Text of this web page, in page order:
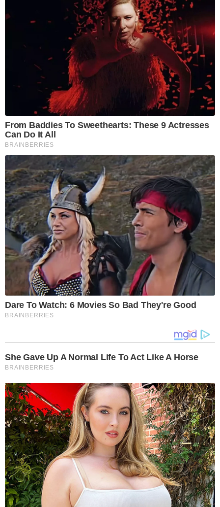
From Baddies To Sweethearts: These 9 Actresses
Can Do It All
BRAINBERRIES
Dare To Watch: 6 Movies So Bad They're Good
BRAINBERRIES
She Gave Up A Normal Life To Act Like A Horse
BRAINBERRIES